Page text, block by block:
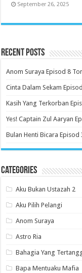
September 26, 2025
Recent Posts
Anom Suraya Episod 8
Cinta Dalam Sekam
Kasih Yang Terkorban
Yes! Captain Zul Aaryan
Bulan Henti Bicara
Categories
Aku Bukan Ustazah 2
Aku Pilih Pelangi
Anom Suraya
Astro Ria
Bahagia Yang
Bapa Mentuaku Mafia